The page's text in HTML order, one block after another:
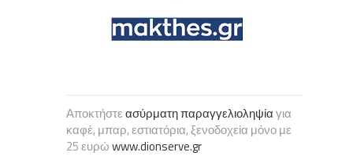
Αποκτήστεασύρματη παραγγελιοληψίαγια
καφέ, μπαρ, εστιατόρια, ξενοδοχεία μόνο με
25 ευρώwww.dionserve.gr